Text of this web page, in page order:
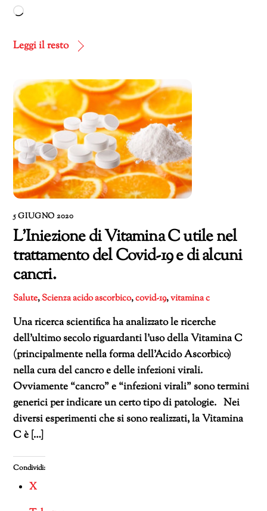
Caricamento
corso…
Leggi il resto
5 GIUGNO 2020
L’Iniezione di Vitamina C utile nel
trattamento del Covid-19 e di alcuni
cancri.
Salute,Scienzaacido ascorbico,covid-19,vitamina c
Una ricerca scientifica ha analizzato le ricerche
dell’ultimo secolo riguardanti l’uso della Vitamina C
(principalmente nella forma dell’Acido Ascorbico)
nella cura del cancro e delle infezioni virali.
Ovviamente “cancro” e “infezioni virali” sono termini
generici per indicare un certo tipo di patologie. Nei
diversi esperimenti che si sono realizzati, la Vitamina
C è […]
Condividi:
X